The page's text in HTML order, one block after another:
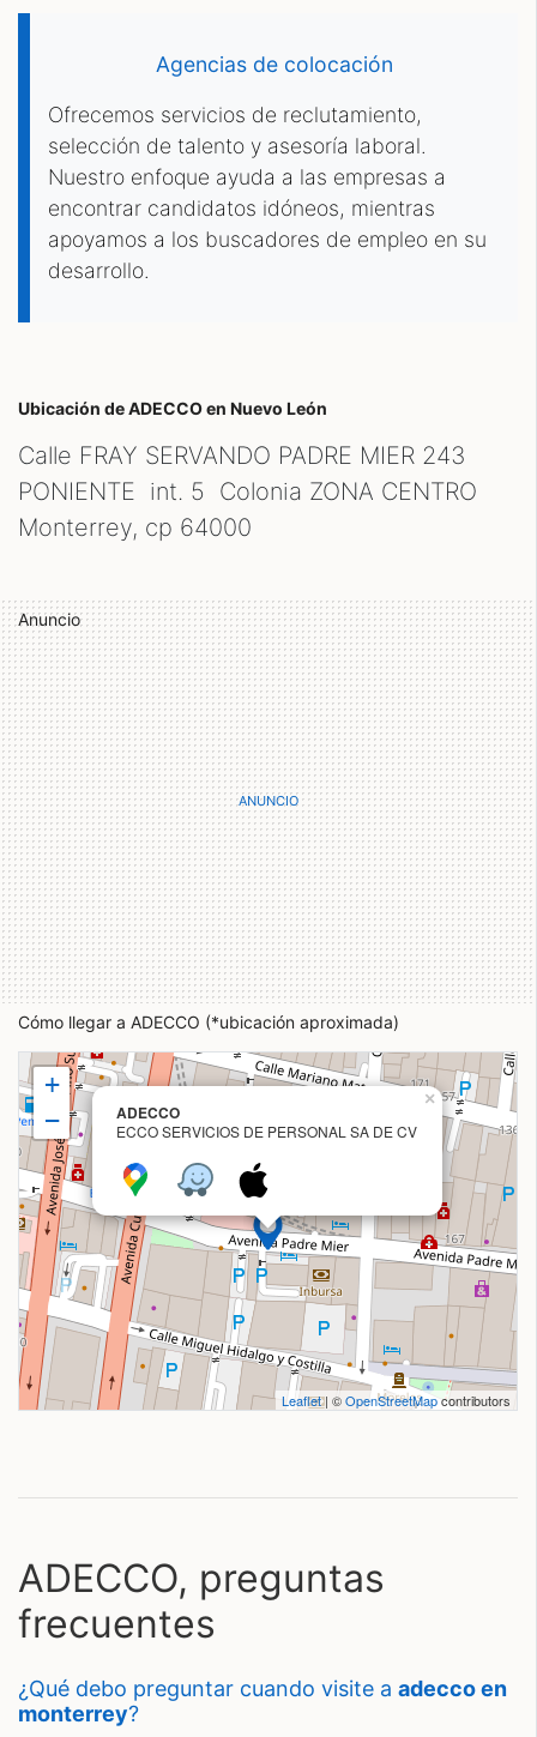
Agencias de colocación
Ofrecemos servicios de reclutamiento,
selección de talento y asesoría laboral.
Nuestro enfoque ayuda a las empresas a
encontrar candidatos idóneos, mientras
apoyamos a los buscadores de empleo en su
desarrollo.
Ubicación de ADECCOen Nuevo León
Calle FRAY SERVANDO PADRE MIER 243
PONIENTE int. 5 Colonia ZONA CENTRO
Monterrey, cp 64000
Anuncio
Cómo llegar a ADECCO (*ubicación aproximada)
ADECCO
ECCO SERVICIOS DE PERSONAL SA DE CV
×
+
−
Leaflet| ©OpenStreetMapcontributors
ADECCO, preguntas
frecuentes
¿qué debo preguntar cuando visite a adecco en
monterrey?